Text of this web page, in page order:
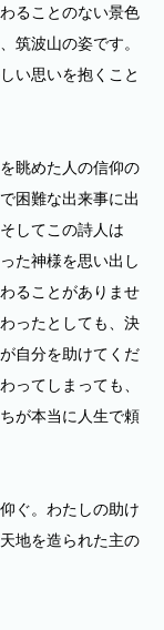
ることのない景色
筑波山の姿です。
い思いを抱くこと
眺めた人の信仰の
困難な出来事に出
してこの詩人は
た神様を思い出し
ることがありませ
ったとしても、決
自分を助けてくだ
ってしまっても、
が本当に人生で頼
ぐ。わたしの助け
地を造られた主の